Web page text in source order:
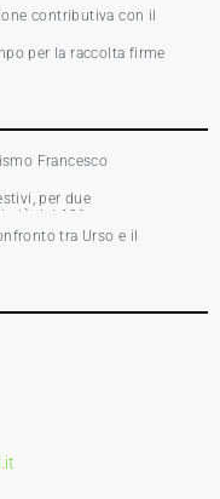
contributiva con il
per la raccolta firme
Francesco
per due
giù del 10%
tra Urso e il